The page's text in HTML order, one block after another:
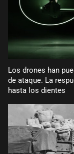
Los drones han
de ataque. La
hasta los dientes